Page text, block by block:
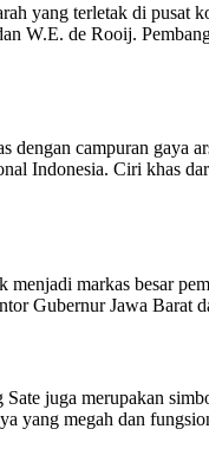
yang terletak di pusat
W.E. de Rooij.
dengan campuran gaya
Indonesia. Ciri khas
markas besar
Gubernur Jawa Barat
juga merupakan
yang megah dan